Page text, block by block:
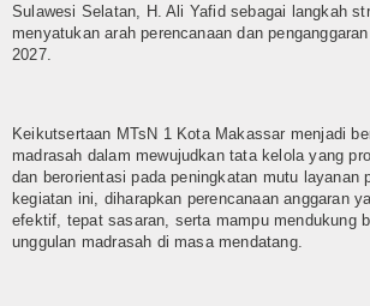
Layanan
E-Jadwal
Perpustakaan Digital
Survey Kepuasan Layanan Publik
Sulawesi Selatan, H. Ali Yafid sebagai langkah
menyatukan arah perencanaan dan
2027.
Keikutsertaan MTsN 1 Kota Makassar menjadi
madrasah dalam mewujudkan tata kelola yang
dan berorientasi pada peningkatan mutu layanan
kegiatan ini, diharapkan perencanaan anggaran
efektif, tepat sasaran, serta mampu mendukung
unggulan madrasah di masa mendatang.